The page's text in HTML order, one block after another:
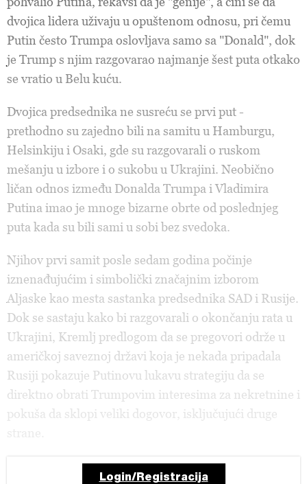
dvojica lidera uživaju u opuštenom odnosu, pri čemu
Putin često Trumpa oslovljava samo sa "Donald", dok
je Trump s njim razgovarao najmanje šest puta otkako
se vratio u Belu kuću.
Dvojica predsednika ne susreću se prvi put -
prethodno su zajedno bili na samitu u Hamburgu,
Helsinkiju i Osaki, gde su razgovarali o ruskom
mešanju u izbore i o sukobu u Ukrajini. Neobično
ličan odnos između Donalda Trumpa i Vladimira
Putina imao je mnoge bizarne obrte od poslednjeg
puta kada su bili sami u sobi bez svedoka.
Njihov prvi samit posle sedam godina počinje
iznenađujućim i simbolički značajnim izborom
Aljaske kao mesta sastanka predsednika SAD i Rusije.
Dok se sastaju kako bi razgovarali o okončanju rata u
Ukrajini, Kremlj predlogom da se pregovori održe u
američkoj saveznoj državi koja je nekada pripadala
Rusiji pokazuje Putinovu lukavu strategiju da se
direktno obrati Trumpovim interesima za nekretnine i
pokuša da sklopi veliki dogovor, isključujući druge
Login/Registracija